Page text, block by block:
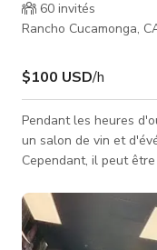
60 invités
Rancho Cucamonga,
$100 USD/h
Pendant les heures
un salon de vin et
Cependant, il peut
vous pouvez
et d'une cuisine de
production de films,